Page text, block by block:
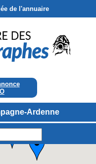
de l'annuaire
Ardenne